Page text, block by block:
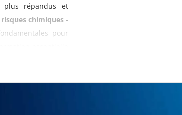
plus répandus et
chimiques -
pour
de l'employeur en